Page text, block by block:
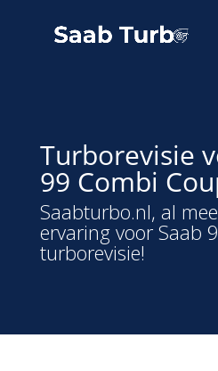
Turborevisie
99 Combi
Saabturbo.nl, al
ervaring voor Saab
turborevisie!